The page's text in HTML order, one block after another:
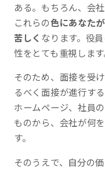
ある。もちろん、会
これらの色にあなた
苦しく なります。役
性をとても重視します
そのため、面接を受
るべく面接が進行す
ホームページ、社員
ものから、会社が何
す。
そのうえで、自分の